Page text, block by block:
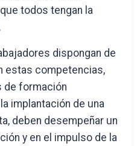
todos tengan la
dispongan de
estas competencias,
de formación
implantación de una
deben desempeñar un
y en el impulso de la